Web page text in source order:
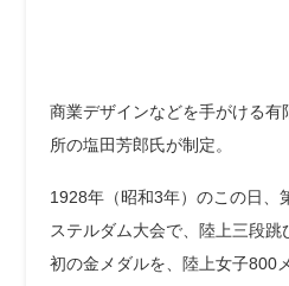
商業デザインなどを手がける
所の塩田芳郎氏が制定。
1928年（昭和3年）のこの日、
ステルダム大会で、陸上三段跳
初の金メダルを、陸上女子800